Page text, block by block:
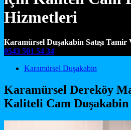
Hizmetleri
Karamürsel Duşakabin Satışı
0543 501 54 34
Main Navigation
Karamürsel Duşakabin
Karamürsel Dereköy
Kaliteli Cam